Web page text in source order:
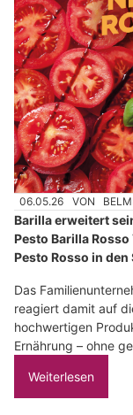
06.05.26 VON
Barilla erweitert
Pesto Barilla
Pesto Rosso in
Das
reagiert damit auf
hochwertigen
Ernährung – ohne
Weiterlesen